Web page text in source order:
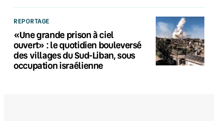
REPORTAGE
«Une grande prison à ciel
ouvert» : le quotidien bouleversé
des villages du Sud-Liban, sous
occupation israélienne